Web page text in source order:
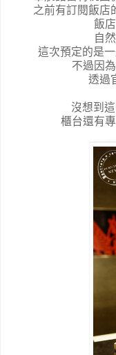
之前有訂閱飯店
飯
自
這次預定的是
不過因
透過
沒想到
櫃台還有